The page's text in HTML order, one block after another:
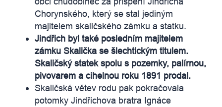
Chorynského, který se stal jediným
majitelem skaličského zámku a statku.
Jindřich byl také posledním majitelem
zámku Skalička se šlechtickým titulem.
Skaličský statek spolu s pozemky, palírnou,
pivovarem a cihelnou roku 1891 prodal.
Skaličská větev rodu pak pokračovala
potomky Jindřichova bratra Ignáce